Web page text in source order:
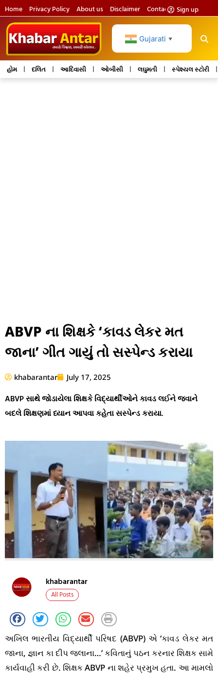
Home Privacy Policy About us Disclaimer Contact usSign up
Gujarati ▼
હોમ દલિત આદિવાસી ઓબીસી લઘુમતી સ્પેશ્યલ સ્ટોરી
ABVP ના શિક્ષકે ‘કાવડ લેકર મત
જાના’ ગીત ગાયું તો સસ્પેન્ડ કરાયા
khabarantar July 17, 2025
ABVP સાથે જોડાયેલા શિક્ષકે વિદ્યાર્થીઓને કાવડ લઈને જવાને
બદલે શિક્ષણમાં ધ્યાન આપવા કહેતા સસ્પેન્ડ કરાયા.
khabarantar
All Posts
અખિલ ભારતીય વિદ્યાર્થી પરિષદ (ABVP) એ ‘કાવડ લેકર મત
જાના, જ્ઞાન કા દીપ જલાના…’ કવિતાનું પઠન કરનાર શિક્ષક સામે
કાર્યવાહી કરી છે. શિક્ષક ABVP ના શહેર પ્રમુખ હતા. આ મામલો